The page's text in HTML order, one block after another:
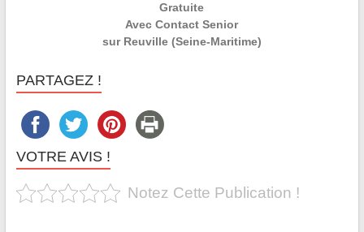
Gratuite
Avec Contact Senior
sur Reuville (Seine-Maritime)
PARTAGEZ !
VOTRE AVIS !
Notez Cette Publication !